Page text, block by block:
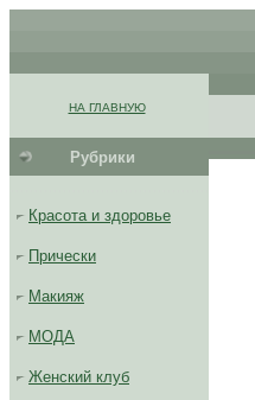
НА ГЛАВНУЮ.
Рубрики
Красота и здоровье
Прически
Макияж
МОДА
Женский клуб